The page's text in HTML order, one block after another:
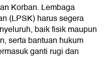
Korban. Lembaga
(LPSK) harus segera
baik fisik maupun
serta bantuan hukum
ganti rugi dan